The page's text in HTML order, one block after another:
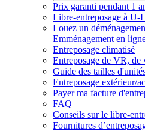
Prix garanti pendant 1
Libre-entreposage à U-
Louez un
Emménagement en
Entreposage climatisé
Entreposage de VR, de
Guide des tailles
Entreposage extérieur/
Payer ma facture
FAQ
Conseils sur le libre-
Fournitures